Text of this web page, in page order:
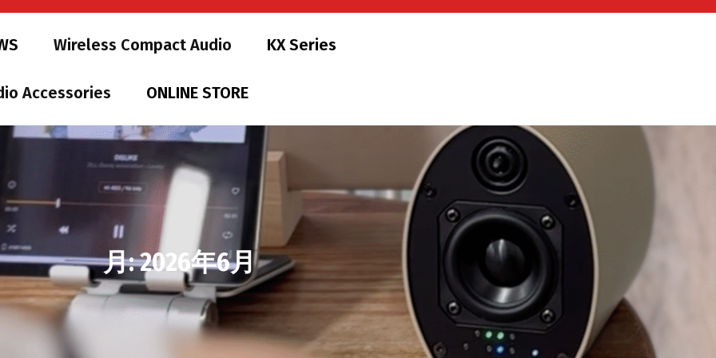
Wireless Compact Audio KX Series
Accessories ONLINE STORE
月:2026年6月